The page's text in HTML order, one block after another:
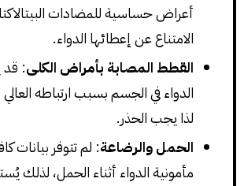
أعراض حساسية للمضادات
الامتناع عن إعطائها الدواء.
القطط المصابة بأمراض الكلى: قد
الدواء في الجسم بسبب ارتباطه العالي
لذا يجب الحذر.
الحمل والرضاعة: لم تتوفر بيانات
مأمونية الدواء أثناء الحمل، لذلك